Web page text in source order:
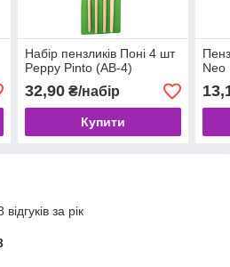
Набір пензликів Поні 4 шт
Peppy Pintо (АВ-4)
32,90₴/набір
Купити
Neo
за рік